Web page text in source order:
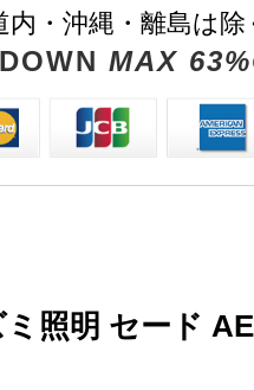
内・沖縄・離島は
MAX
照明 セード